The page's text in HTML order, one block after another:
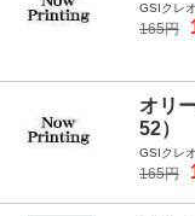
GSIクレ
165円
オリ
52）
GSIクレ
165円